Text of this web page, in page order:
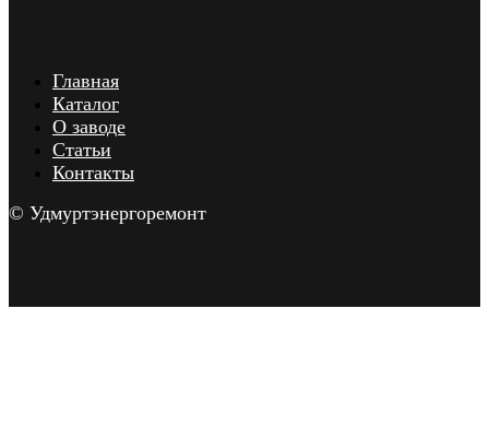
Главная
Каталог
О заводе
Статьи
Контакты
© Удмуртэнергоремонт